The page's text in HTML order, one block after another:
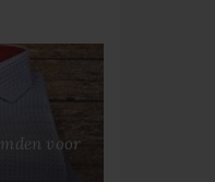
voor